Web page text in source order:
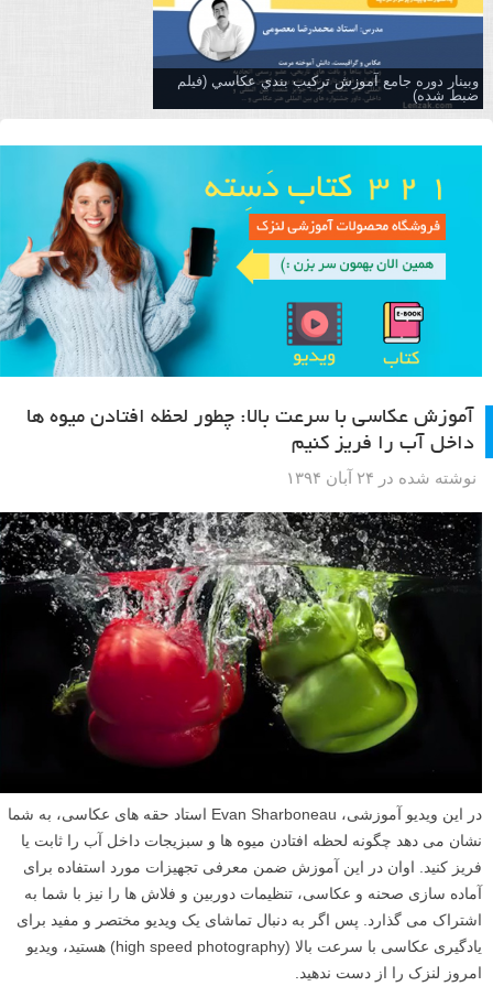
وبینار دوره جامع آموزش تركيب بندي عكاسي (فیلم
ضبط شده)
آموزش عکاسی با سرعت بالا: چطور لحظه افتادن میوه ها
داخل آب را فریز کنیم
نوشته شده در ۲۴ آبان ۱۳۹۴
در این ویدیو آموزشی، Evan Sharboneau استاد حقه های عکاسی، به شما
نشان می دهد چگونه لحظه افتادن میوه ها و سبزیجات داخل آب را ثابت یا
فریز کنید. اوان در این آموزش ضمن معرفی تجهیزات مورد استفاده برای
آماده سازی صحنه و عکاسی، تنظیمات دوربین و فلاش ها را نیز با شما به
اشتراک می گذارد. پس اگر به دنبال تماشای یک ویدیو مختصر و مفید برای
یادگیری عکاسی با سرعت بالا (high speed photography) هستید، ویدیو
امروز لنزک را از دست ندهید.